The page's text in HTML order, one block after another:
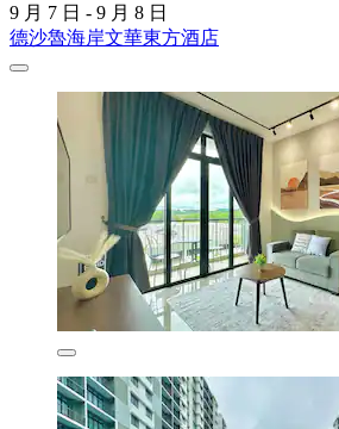
9 月 7 日 - 9 月 8 日
德沙魯海岸文華東方酒店